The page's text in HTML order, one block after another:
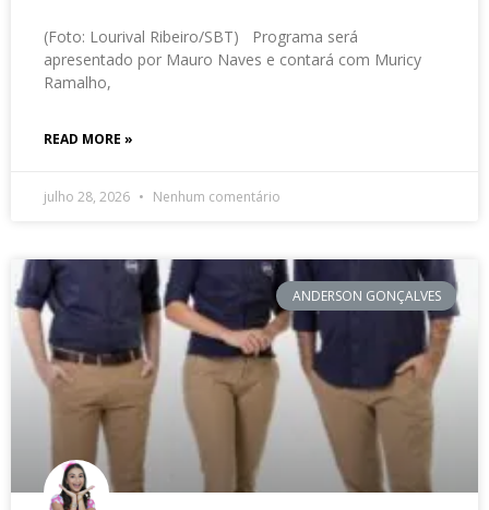
(Foto: Lourival Ribeiro/SBT) Programa será
apresentado por Mauro Naves e contará com Muricy
Ramalho,
READ MORE »
julho 28, 2026 Nenhum comentário
ANDERSON GONÇALVES